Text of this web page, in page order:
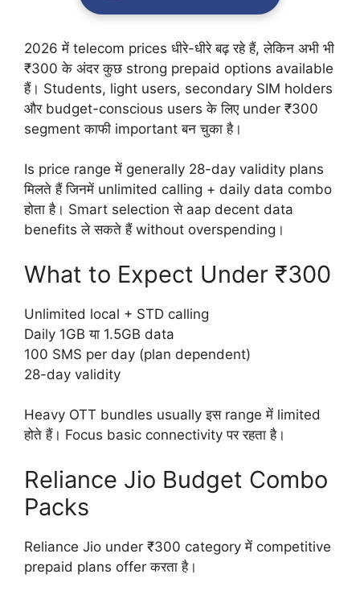
2026 में telecom prices धीरे-धीरे बढ़ रहे हैं, लेकिन अभी भी
₹300 के अंदर कुछ strong prepaid options available
हैं। Students, light users, secondary SIM holders
और budget-conscious users के लिए under ₹300
segment काफी important बन चुका है।
Is price range में generally 28-day validity plans
मिलते हैं जिनमें unlimited calling + daily data combo
होता है। Smart selection से aap decent data
benefits ले सकते हैं without overspending।
What to Expect Under ₹300
Unlimited local + STD calling
Daily 1GB या 1.5GB data
100 SMS per day (plan dependent)
28-day validity
Heavy OTT bundles usually इस range में limited
होते हैं। Focus basic connectivity पर रहता है।
Reliance Jio Budget Combo
Packs
Reliance Jio under ₹300 category में competitive
prepaid plans offer करता है।